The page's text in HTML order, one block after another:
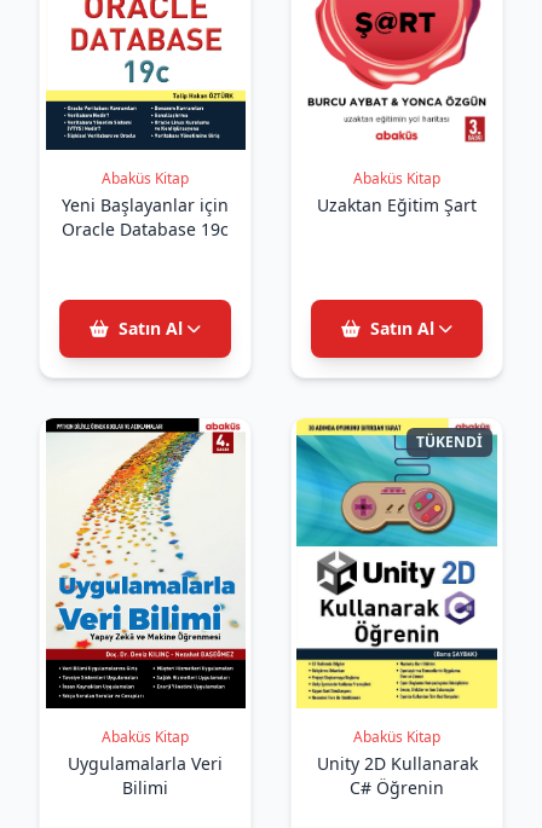
Abaküs Kitap
Yeni Başlayanlar için
Oracle Database 19c
Satın Al
Abaküs Kitap
Uzaktan Eğitim Şart
Satın Al
Abaküs Kitap
Uygulamalarla Veri
Bilimi
TÜKENDİ
Abaküs Kitap
Unity 2D Kullanarak
C# Öğrenin